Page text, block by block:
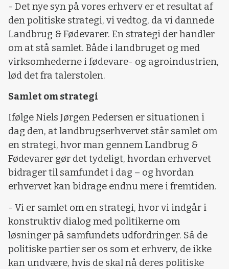
- Det nye syn på vores erhverv er et resultat af
den politiske strategi, vi vedtog, da vi dannede
Landbrug & Fødevarer. En strategi der handler
om at stå samlet. Både i landbruget og med
virksomhederne i fødevare- og agroindustrien,
lød det fra talerstolen.
Samlet om strategi
Ifølge Niels Jørgen Pedersen er situationen i
dag den, at landbrugserhvervet står samlet om
en strategi, hvor man gennem Landbrug &
Fødevarer gør det tydeligt, hvordan erhvervet
bidrager til samfundet i dag – og hvordan
erhvervet kan bidrage endnu mere i fremtiden.
- Vi er samlet om en strategi, hvor vi indgår i
konstruktiv dialog med politikerne om
løsninger på samfundets udfordringer. Så de
politiske partier ser os som et erhverv, de ikke
kan undvære, hvis de skal nå deres politiske